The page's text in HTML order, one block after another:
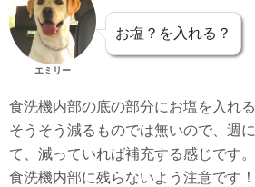
エミリー
お塩？を入れる？
食洗機内部の底の部分にお塩を入れ
そうそう減るものでは無いので、週
て、減っていれば補充する感じです
食洗機内部に残らないよう注意です